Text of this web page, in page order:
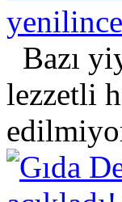
Bazı
lezzetli